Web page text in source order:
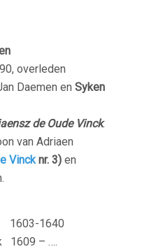
overleden
Daemen en Syken
de Oude Vinck.
van Adriaen
Vincknr. 3) en
1640
1609 – ….